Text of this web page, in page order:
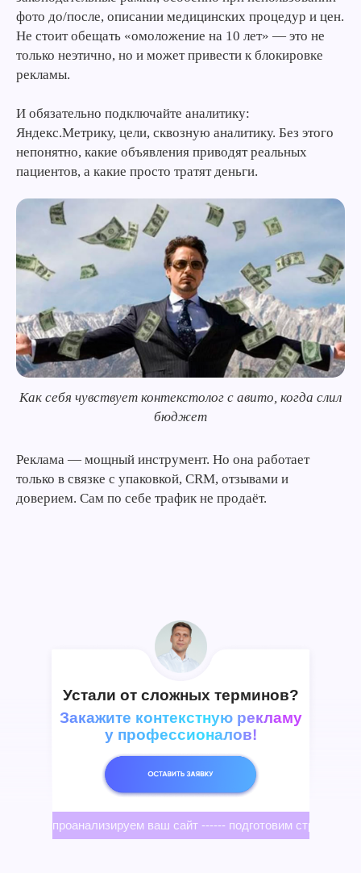
Telegram-канал
Подпишись на наш
Получай лучшие статьи,
кейсы и советы первым
Подписаться
фото до/после, описании медицинских процедур и цен.
Не стоит обещать «омоложение на 10 лет» — это не
только неэтично, но и может привести к блокировке
рекламы.
И обязательно подключайте аналитику:
Яндекс.Метрику, цели, сквозную аналитику. Без этого
непонятно, какие объявления приводят реальных
пациентов, а какие просто тратят деньги.
Как себя чувствует контекстолог с авито, когда слил
бюджет
Реклама — мощный инструмент. Но она работает
только в связке с упаковкой, CRM, отзывами и
доверием. Сам по себе трафик не продаёт.
проанализируем ваш сайт ------ подготовим
Закажите контекстную рекламу
у профессионалов!
Устали от сложных терминов?